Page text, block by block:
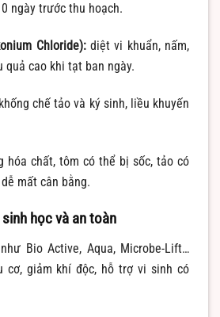
ngày trước thu hoạch.
Chloride):diệt vi khuẩn, nấm,
quả cao khi tạt ban ngày.
chế tảo và ký sinh, liều khuyến
hóa chất, tôm có thể bị sốc, tảo có
mất cân bằng.
học và an toàn
Bio Active, Aqua, Microbe-Lift…
cơ, giảm khí độc, hỗ trợ vi sinh có